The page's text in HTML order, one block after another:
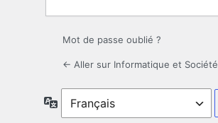
Mot de passe oublié ?
← Aller sur Informatique et Société
Langue